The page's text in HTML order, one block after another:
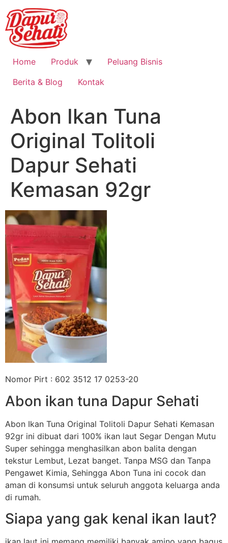
Home Produk
Peluang Bisnis
Berita & Blog
Kontak
Abon Ikan Tuna
Original Tolitoli
Dapur Sehati
Kemasan 92gr
Nomor Pirt : 602 3512 17 0253-20
Abon ikan tuna Dapur Sehati
Abon Ikan Tuna Original Tolitoli Dapur Sehati Kemasan
92gr ini dibuat dari 100% ikan laut Segar Dengan Mutu
Super sehingga menghasilkan abon balita dengan
tekstur Lembut, Lezat banget. Tanpa MSG dan Tanpa
Pengawet Kimia, Sehingga Abon Tuna ini cocok dan
aman di konsumsi untuk seluruh anggota keluarga anda
di rumah.
Siapa yang gak kenal ikan laut?